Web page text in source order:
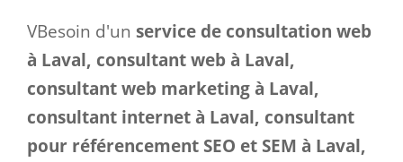
VBesoin d'un service de consultation web
à Laval, consultant web à Laval,
consultant web marketing à Laval,
consultant internet à Laval, consultant
pour référencement SEO et SEM à Laval,